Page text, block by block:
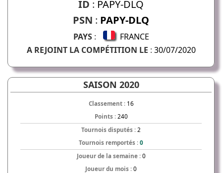
ID : PAPY-DLQ
PSN : PAPY-DLQ
PAYS:
FRANCE
A REJOINT LA COMPÉTITION LE : 30/07/2020
SAISON 2020
Classement: 16
Points: 240
Tournois disputés : 2
Tournois remportés : 0
Joueur de la semaine: 0
Joueur du mois : 0